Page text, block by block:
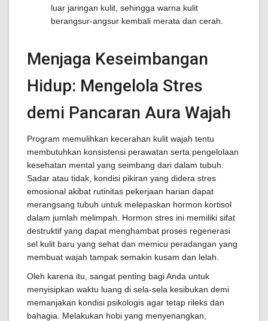
luar jaringan kulit, sehingga warna kulit
berangsur-angsur kembali merata dan cerah.
Menjaga Keseimbangan
Hidup: Mengelola Stres
demi Pancaran Aura Wajah
Program memulihkan kecerahan kulit wajah tentu
membutuhkan konsistensi perawatan serta pengelolaan
kesehatan mental yang seimbang dari dalam tubuh.
Sadar atau tidak, kondisi pikiran yang didera stres
emosional akibat rutinitas pekerjaan harian dapat
merangsang tubuh untuk melepaskan hormon kortisol
dalam jumlah melimpah. Hormon stres ini memiliki sifat
destruktif yang dapat menghambat proses regenerasi
sel kulit baru yang sehat dan memicu peradangan yang
membuat wajah tampak semakin kusam dan lelah.
Oleh karena itu, sangat penting bagi Anda untuk
menyisipkan waktu luang di sela-sela kesibukan demi
memanjakan kondisi psikologis agar tetap rileks dan
bahagia. Melakukan hobi yang menyenangkan,